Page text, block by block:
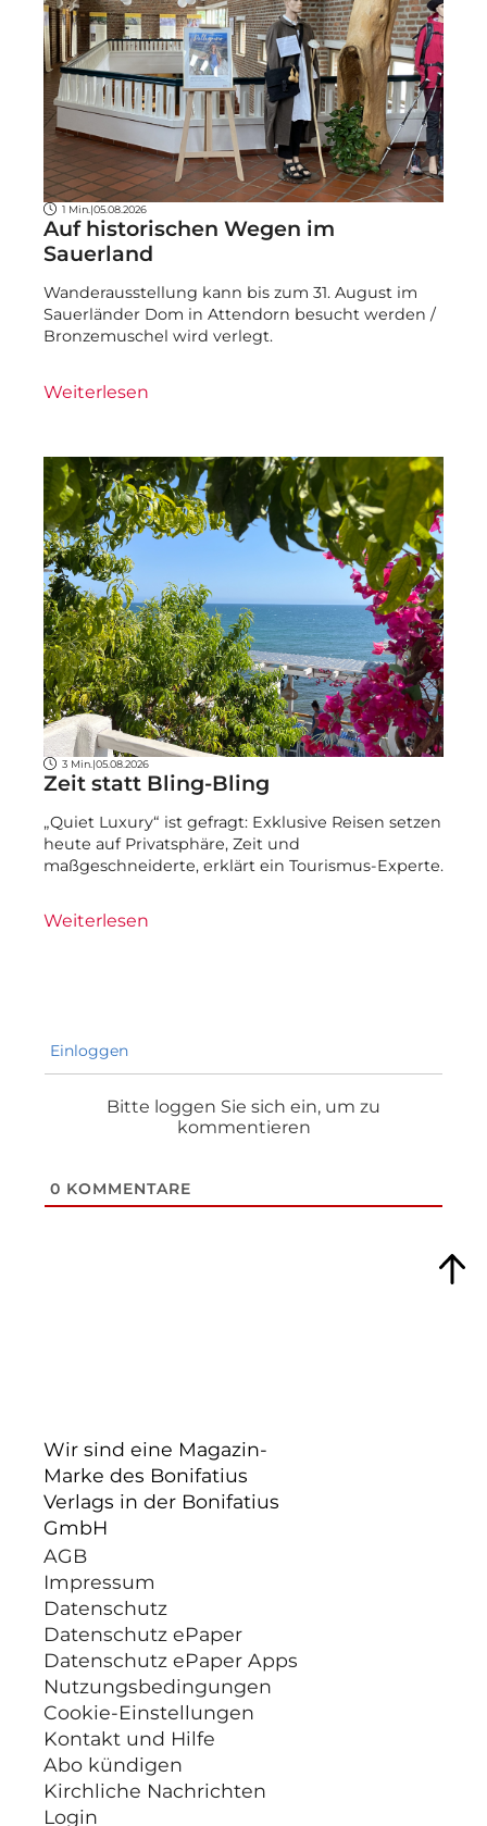
1 Min. |05.08.2026
Auf historischen Wegen im
Sauerland
Wanderausstellung kann bis zum 31. August im
Sauerländer Dom in Attendorn besucht werden /
Bronzemuschel wird verlegt.
Weiterlesen
3 Min. |05.08.2026
Zeit statt Bling-Bling
„Quiet Luxury“ ist gefragt: Exklusive Reisen setzen
heute auf Privatsphäre, Zeit und
maßgeschneiderte, erklärt ein Tourismus-Experte.
Weiterlesen
Einloggen
Bitte loggen Sie sich ein, um zu
kommentieren
0 KOMMENTARE
Wir sind eine Magazin-
Marke des Bonifatius
Verlags in der Bonifatius
GmbH
AGB
Impressum
Datenschutz
Datenschutz ePaper
Datenschutz ePaper Apps
Nutzungsbedingungen
Cookie-Einstellungen
Kontakt und Hilfe
Abo kündigen
Kirchliche Nachrichten
Login